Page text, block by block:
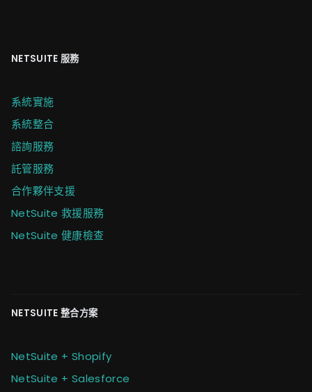
NETSUITE 服務
系統實施
系統整合
諮詢服務
託管服務
合作夥伴支援
NetSuite 救援服務
NetSuite 健康檢查
NETSUITE 整合方案
NetSuite + Shopify
NetSuite + Salesforce